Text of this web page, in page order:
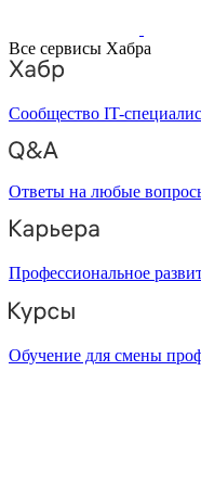
Все сервисы Хабра
Сообщество IT-
Ответы на любые
Профессиональное
Обучение для смены